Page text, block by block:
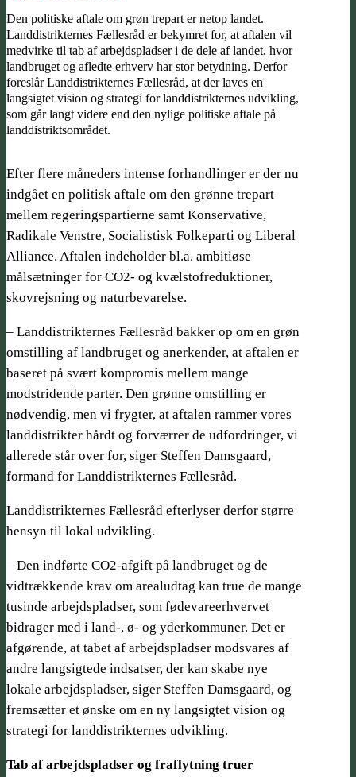
Den politiske aftale om grøn trepart er netop landet.
Landdistrikternes Fællesråd er bekymret for, at aftalen vil
medvirke til tab af arbejdspladser i de dele af landet, hvor
landbruget og afledte erhverv har stor betydning. Derfor
foreslår Landdistrikternes Fællesråd, at der laves en
langsigtet vision og strategi for landdistrikternes udvikling,
som går langt videre end den nylige politiske aftale på
landdistriktsområdet.
Efter flere måneders intense forhandlinger er der nu
indgået en politisk aftale om den grønne trepart
mellem regeringspartierne samt Konservative,
Radikale Venstre, Socialistisk Folkeparti og Liberal
Alliance. Aftalen indeholder bl.a. ambitiøse
målsætninger for CO2- og kvælstofreduktioner,
skovrejsning og naturbevarelse.
– Landdistrikternes Fællesråd bakker op om en grøn
omstilling af landbruget og anerkender, at aftalen er
baseret på svært kompromis mellem mange
modstridende parter. Den grønne omstilling er
nødvendig, men vi frygter, at aftalen rammer vores
landdistrikter hårdt og forværrer de udfordringer, vi
allerede står over for, siger Steffen Damsgaard,
formand for Landdistrikternes Fællesråd.
Landdistrikternes Fællesråd efterlyser derfor større
hensyn til lokal udvikling.
– Den indførte CO2-afgift på landbruget og de
vidtrækkende krav om arealudtag kan true de mange
tusinde arbejdspladser, som fødevareerhvervet
bidrager med i land-, ø- og yderkommuner. Det er
afgørende, at tabet af arbejdspladser modsvares af
andre langsigtede indsatser, der kan skabe nye
lokale arbejdspladser, siger Steffen Damsgaard, og
fremsætter et ønske om en ny langsigtet vision og
strategi for landdistrikternes udvikling.
Tab af arbejdspladser og fraflytning truer